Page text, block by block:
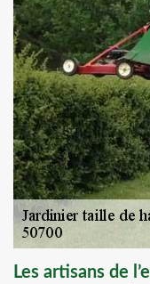
Les artisans de